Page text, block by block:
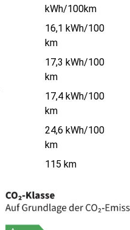
kWh/100km
16,1 kWh/100
km
17,3 kWh/100
km
17,4 kWh/100
km
24,6 kWh/100
km
115 km